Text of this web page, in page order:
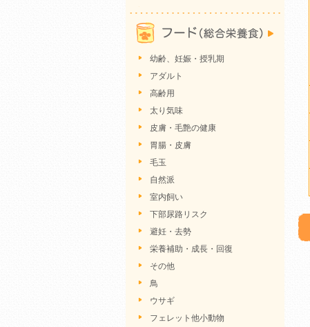
幼齢、妊娠・授乳期
アダルト
高齢用
太り気味
皮膚・毛艶の健康
胃腸・皮膚
毛玉
自然派
室内飼い
下部尿路リスク
避妊・去勢
栄養補助・成長・回復
その他
鳥
ウサギ
フェレット他小動物